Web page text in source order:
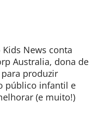
News conta
Australia, dona de
produzir
público infantil e
(e muito!)